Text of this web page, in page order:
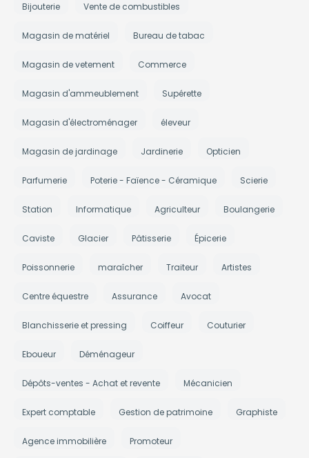
Bijouterie Vente de combustibles
Magasin de matériel Bureau de tabac
Magasin de vetement Commerce
Magasin d'ammeublement Supérette
Magasin d'électroménager éleveur
Magasin de jardinage Jardinerie Opticien
Parfumerie Poterie - Faïence - Céramique Scierie
Station Informatique Agriculteur Boulangerie
Caviste Glacier Pâtisserie Épicerie
Poissonnerie maraîcher Traiteur Artistes
Centre équestre Assurance Avocat
Blanchisserie et pressing Coiffeur Couturier
Eboueur Déménageur
Dépôts-ventes - Achat et revente Mécanicien
Expert comptable Gestion de patrimoine Graphiste
Agence immobilière Promoteur